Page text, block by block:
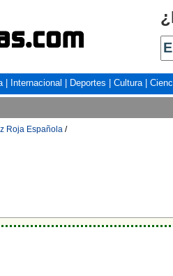
| Internacional Deportes Cultura|
Roja Española /